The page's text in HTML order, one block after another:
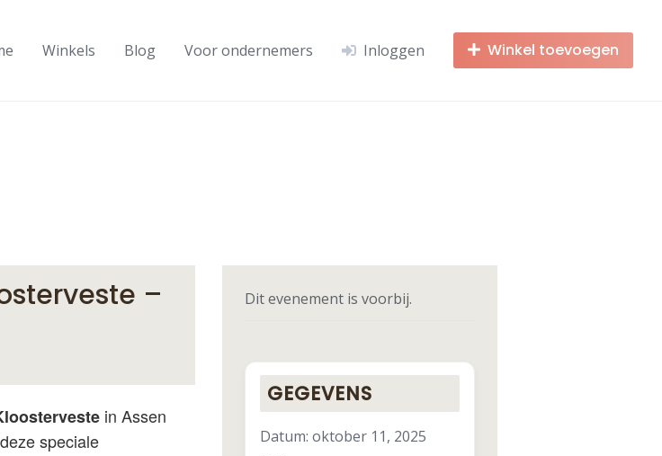
Winkels Blog Voor ondernemers Inloggen Winkel toevoegen
–
in Assen
speciale
Dit evenement is voorbij.
GEGEVENS
Datum: oktober 11, 2025